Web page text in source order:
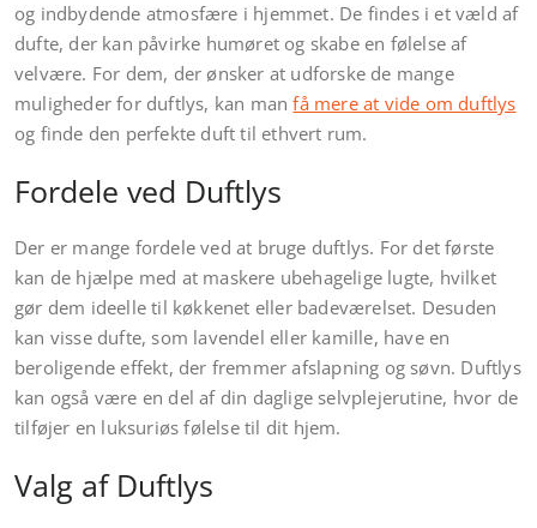
og indbydende atmosfære i hjemmet. De findes i et væld af
dufte, der kan påvirke humøret og skabe en følelse af
velvære. For dem, der ønsker at udforske de mange
muligheder for duftlys, kan manfå mere at vide om duftlys
og finde den perfekte duft til ethvert rum.
Fordele ved Duftlys
Der er mange fordele ved at bruge duftlys. For det første
kan de hjælpe med at maskere ubehagelige lugte, hvilket
gør dem ideelle til køkkenet eller badeværelset. Desuden
kan visse dufte, som lavendel eller kamille, have en
beroligende effekt, der fremmer afslapning og søvn. Duftlys
kan også være en del af din daglige selvplejerutine, hvor de
tilføjer en luksuriøs følelse til dit hjem.
Valg af Duftlys